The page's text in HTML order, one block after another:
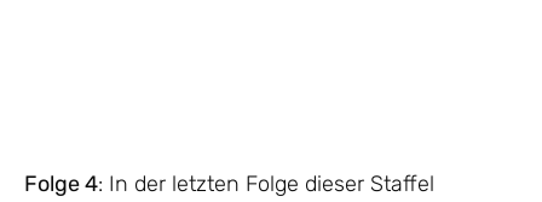
Folge 4: In der letzten Folge dieser Staffel